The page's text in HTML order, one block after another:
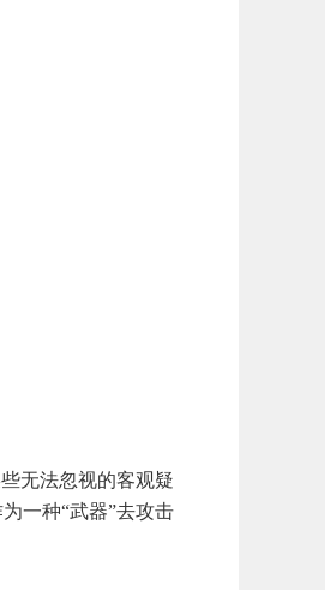
无法忽视的客观疑
一种“武器”去攻击